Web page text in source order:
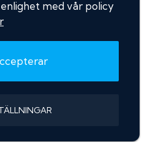
med vår policy